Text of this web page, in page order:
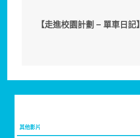
【走進校園計劃 – 單車日記】
其他影片